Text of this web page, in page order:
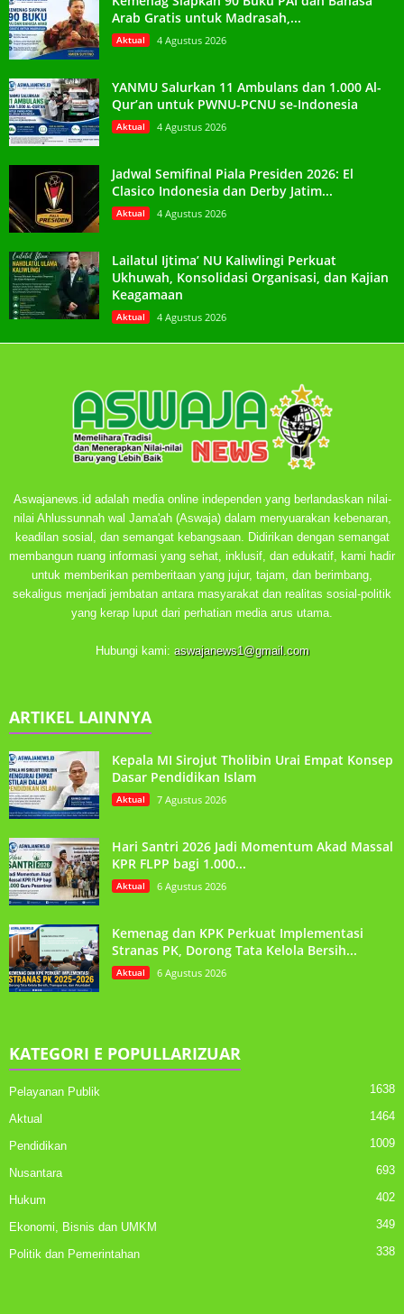
Arab Gratis untuk Madrasah,...
Aktual 4 Agustus 2026
YANMU Salurkan 11 Ambulans dan 1.000 Al-
Qur’an untuk PWNU-PCNU se-Indonesia
Aktual 4 Agustus 2026
Jadwal Semifinal Piala Presiden 2026: El
Clasico Indonesia dan Derby Jatim...
Aktual 4 Agustus 2026
Lailatul Ijtima’ NU Kaliwlingi Perkuat
Ukhuwah, Konsolidasi Organisasi, dan Kajian
Keagamaan
Aktual 4 Agustus 2026
Aswajanews.id adalah media online independen yang berlandaskan nilai-
nilai Ahlussunnah wal Jama'ah (Aswaja) dalam menyuarakan kebenaran,
keadilan sosial, dan semangat kebangsaan. Didirikan dengan semangat
membangun ruang informasi yang sehat, inklusif, dan edukatif, kami hadir
untuk memberikan pemberitaan yang jujur, tajam, dan berimbang,
sekaligus menjadi jembatan antara masyarakat dan realitas sosial-politik
yang kerap luput dari perhatian media arus utama.
Hubungi kami: aswajanews1@gmail.com
ARTIKEL LAINNYA
Kepala MI Sirojut Tholibin Urai Empat Konsep
Dasar Pendidikan Islam
Aktual 7 Agustus 2026
Hari Santri 2026 Jadi Momentum Akad Massal
KPR FLPP bagi 1.000...
Aktual 6 Agustus 2026
Kemenag dan KPK Perkuat Implementasi
Stranas PK, Dorong Tata Kelola Bersih...
Aktual 6 Agustus 2026
KATEGORI E POPULLARIZUAR
Pelayanan Publik 1638
Aktual 1464
Pendidikan 1009
Nusantara 693
Hukum 402
Ekonomi, Bisnis dan UMKM 349
Politik dan Pemerintahan 338